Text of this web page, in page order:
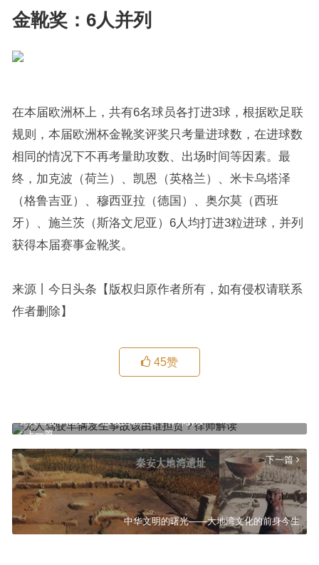
金靴奖：6人并列
在本届欧洲杯上，共有6名球员各打进3球，根据欧足联
规则，本届欧洲杯金靴奖评奖只考量进球数，在进球数
相同的情况下不再考量助攻数、出场时间等因素。最
终，加克波（荷兰）、凯恩（英格兰）、米卡乌塔泽
（格鲁吉亚）、穆西亚拉（德国）、奥尔莫（西班
牙）、施兰茨（斯洛文尼亚）6人均打进3粒进球，并列
获得本届赛事金靴奖。
来源丨今日头条【版权归原作者所有，如有侵权请联系
作者删除】
45赞
上一篇
无人驾驶车辆发生事故该由谁担责？律师解读
下一篇
中华文明的曙光——大地湾文化的前身今生